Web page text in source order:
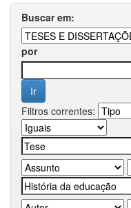
Buscar em:
por
Filtros correntes: